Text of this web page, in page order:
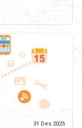
31 Des 2025